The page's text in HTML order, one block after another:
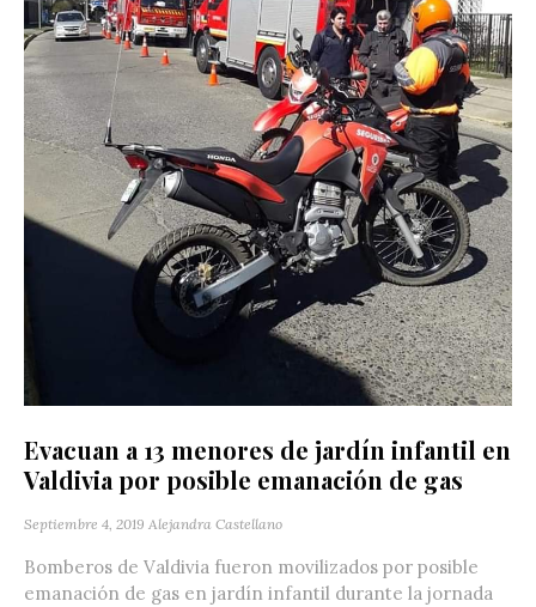
Evacuan a 13 menores de jardín infantil en
Valdivia por posible emanación de gas
Septiembre 4, 2019 Alejandra Castellano
Bomberos de Valdivia fueron movilizados por posible
emanación de gas en jardín infantil durante la jornada